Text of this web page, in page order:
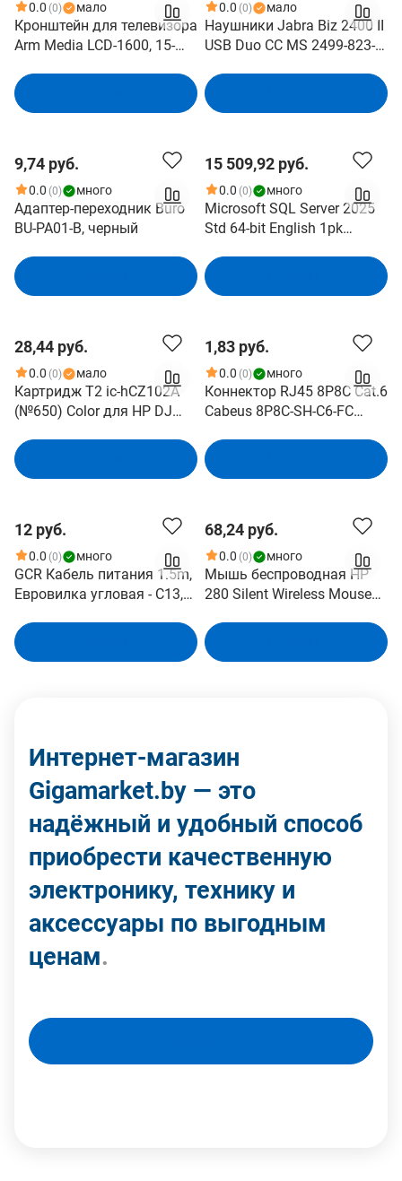
0.0 (0) мало
Кронштейн для телевизора
Arm Media LCD-1600, 15-
черный [10172]
0.0 (0) мало
Наушники Jabra Biz 2400 II
USB Duo CC MS 2499-823-
9,74 руб.
0.0 (0) много
Адаптер-переходник Buro
BU-PA01-B, черный
15 509,92 руб.
0.0 (0) много
Microsoft SQL Server 2025
Std 64-bit English 1pk
include)
28,44 руб.
0.0 (0) мало
Картридж T2 ic-hCZ102A
(№650) Color для HP DJ
1,83 руб.
0.0 (0) много
Коннектор RJ45 8P8C Cat.6
Cabeus 8P8C-SH-C6-FC
12 руб.
0.0 (0) много
GCR Кабель питания 1.5m,
Евровилка угловая - С13,
54241
68,24 руб.
0.0 (0) много
Мышь беспроводная HP
280 Silent Wireless Mouse
Интернет-магазин
Gigamarket.by — это
надёжный и удобный способ
приобрести качественную
электронику, технику и
аксессуары по выгодным
ценам.